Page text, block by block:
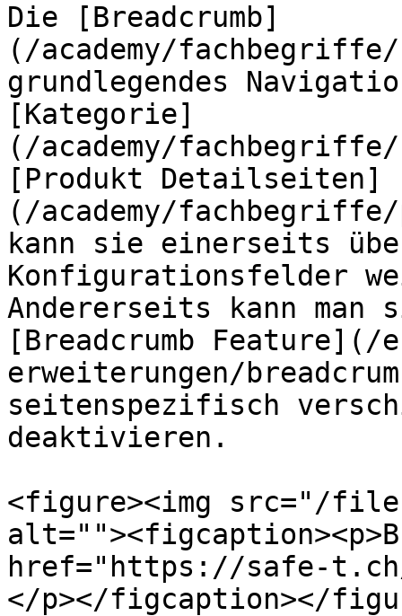
Die [Breadcrumb]
(/academy/
grundlegendes
[Kategorie]
(/academy/
[Produkt Detailseiten]
(/academy/
kann sie einerseits
Konfigurationsfelder
Andererseits kann man
[Breadcrumb Feature](/
erweiterungen/
seitenspezifisch
deaktivieren.
<figure><img src="/
href="https://safe-
</p></figcaption></